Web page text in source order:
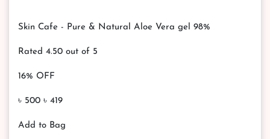
Skin Cafe - Pure & Natural Aloe Vera gel 98%
Rated 4.50 out of 5
16% OFF
৳ 500 ৳ 419
Add to Bag